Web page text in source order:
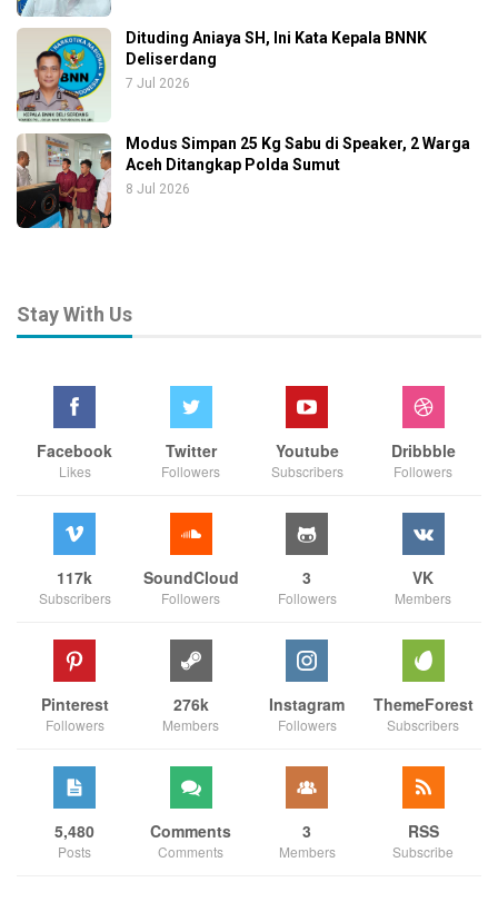
Dituding Aniaya SH, Ini Kata Kepala BNNK
Deliserdang
7 Jul 2026
Modus Simpan 25 Kg Sabu di Speaker, 2 Warga
Aceh Ditangkap Polda Sumut
8 Jul 2026
Stay With Us
Facebook
Likes
Twitter
Followers
Youtube
Subscribers
Dribbble
Followers
117k
Subscribers
SoundCloud
Followers
3
Followers
VK
Members
Pinterest
Followers
276k
Members
Instagram
Followers
ThemeForest
Subscribers
5,480
Posts
Comments
Comments
3
Members
RSS
Subscribe